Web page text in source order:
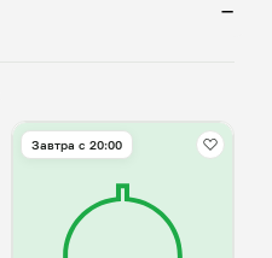
—
Завтра c 20:00